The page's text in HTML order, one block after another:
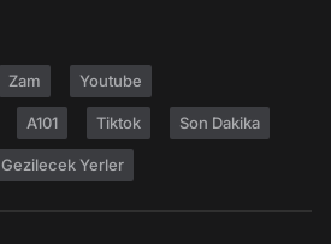
Zam Youtube
A101 Tiktok Son Dakika
Gezilecek Yerler